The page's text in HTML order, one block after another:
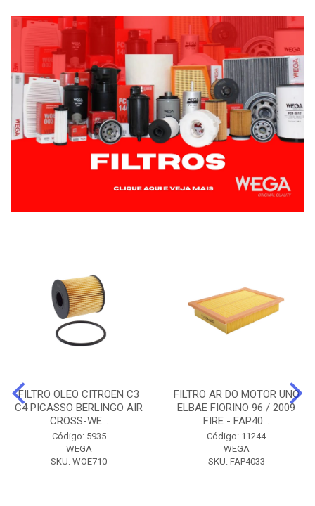
FILTRO OLEO CITROEN C3
C4 PICASSO BERLINGO AIR
CROSS-WE...
Código: 5935
WEGA
SKU: WOE710
FILTRO AR DO MOTOR UNO
ELBAE FIORINO 96 / 2009
FIRE - FAP40...
Código: 11244
WEGA
SKU: FAP4033